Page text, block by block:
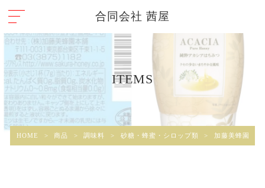
合同会社 茜屋
ITEMS
HOME > 商品 > 調味料 > 砂糖・蜂蜜・シロップ類 > 加藤美蜂園